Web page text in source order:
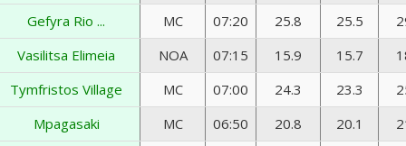
Gefyra Rio ...
MC 07:20 25.8 25.5
Vasilitsa Elimeia
NOA 07:15 15.9 15.7
Tymfristos Village
MC 07:00 24.3 23.3
Mpagasaki
MC 06:50 20.8 20.1